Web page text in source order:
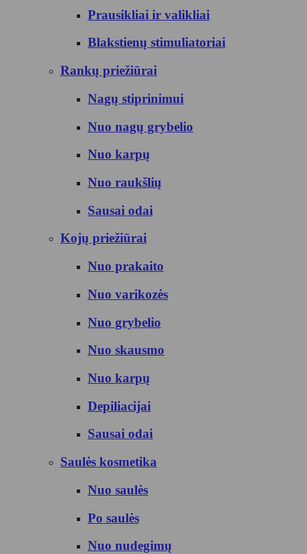
Prausikliai ir valikliai
Blakstienų stimuliatoriai
Rankų priežiūrai
Nagų stiprinimui
Nuo nagų grybelio
Nuo karpų
Nuo raukšlių
Sausai odai
Kojų priežiūrai
Nuo prakaito
Nuo varikozės
Nuo grybelio
Nuo skausmo
Nuo karpų
Depiliacijai
Sausai odai
Saulės kosmetika
Nuo saulės
Po saulės
Nuo nudegimų